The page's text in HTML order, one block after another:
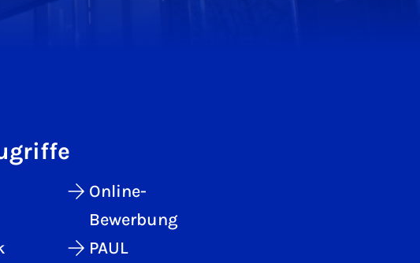
Online-
Bewerbung
PAUL